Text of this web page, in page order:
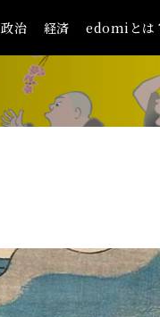
政治 経済 edomiとは